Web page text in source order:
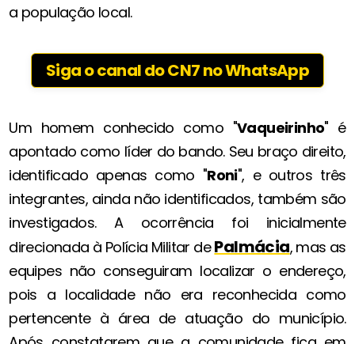
a população local.
Siga o canal do CN7 no WhatsApp
Um homem conhecido como "Vaqueirinho" é
apontado como líder do bando. Seu braço direito,
identificado apenas como "Roni", e outros três
integrantes, ainda não identificados, também são
investigados. A ocorrência foi inicialmente
direcionada à Polícia Militar dePalmácia, mas as
equipes não conseguiram localizar o endereço,
pois a localidade não era reconhecida como
pertencente à área de atuação do município.